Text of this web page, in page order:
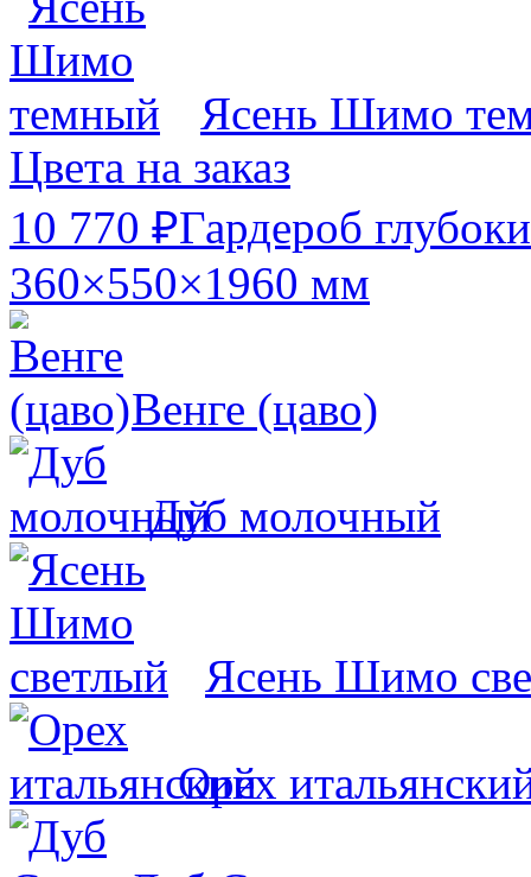
Ясень Шимо
Цвета на заказ
10 770 ₽Гардероб
360×550×1960 мм
Венге (цаво)
Дуб молочный
Ясень Шимо
Орех